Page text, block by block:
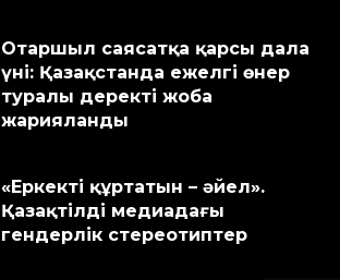
Отаршыл саясатқа қарсы дала
үні: Қазақстанда ежелгі өнер
туралы деректі жоба
жарияланды
«Еркекті құртатын – әйел».
Қазақтілді медиадағы
гендерлік стереотиптер